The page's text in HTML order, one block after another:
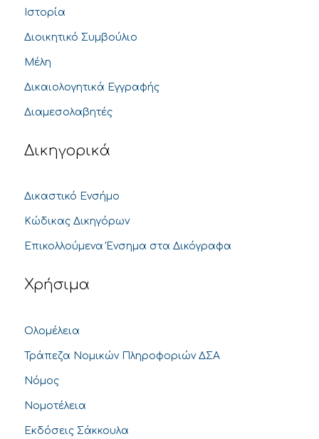
Ιστορία
Διοικητικό Συμβούλιο
Μέλη
Δικαιολογητικά Εγγραφής
Διαμεσολαβητές
Δικηγορικά
Δικαστικό Ενσήμο
Κώδικας Δικηγόρων
Επικολλούμενα Ένσημα στα Δικόγραφα
Χρήσιμα
Ολομέλεια
Τράπεζα Νομικών Πληροφοριών ΔΣΑ
Νόμος
Νομοτέλεια
Εκδόσεις Σάκκουλα